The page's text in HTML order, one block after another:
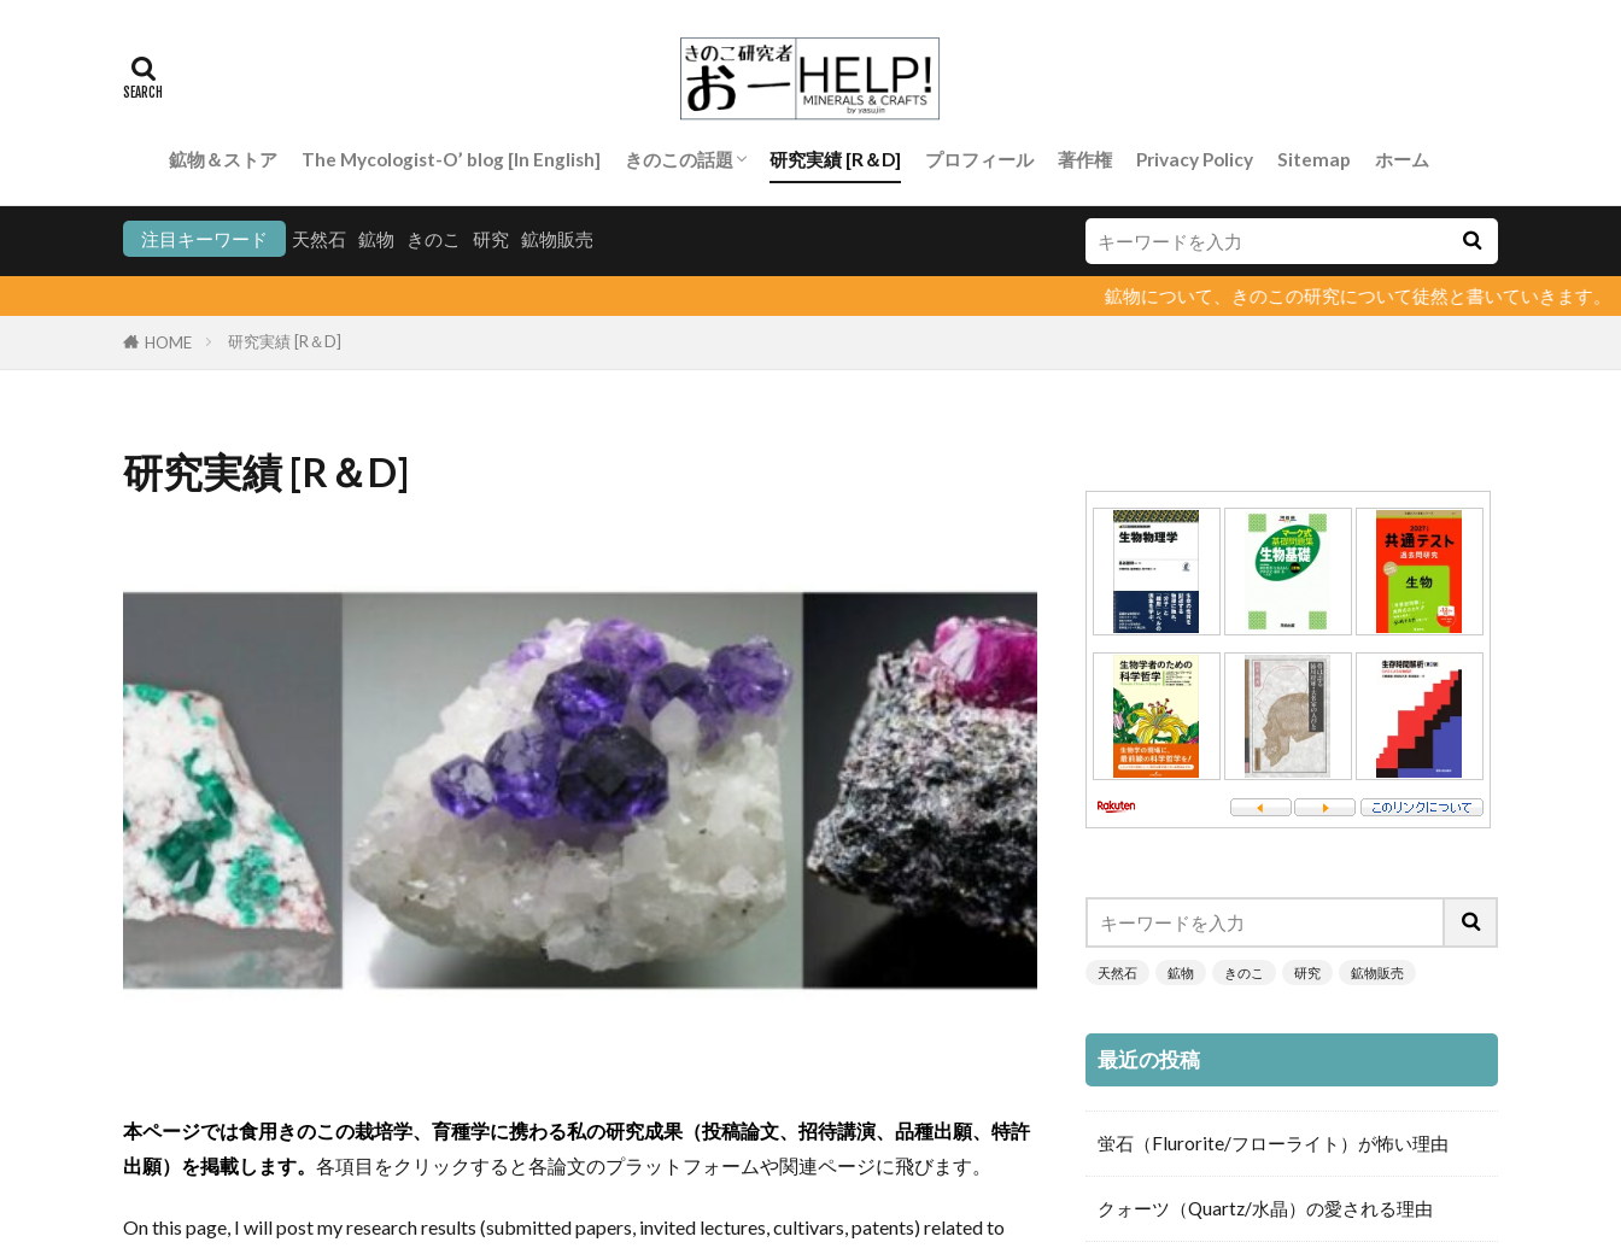
鉱物＆ストア The Mycologist-O’ blog [In English] きのこの話題 研究実績 [R＆D] プロフィール 著作権 Privacy Policy Sitemap ホーム
注目キーワード 天然石 鉱物 きのこ 研究 鉱物販売
鉱物について、きのこの研究について徒然と書いていきます。
HOME 研究実績 [R＆D]
研究実績 [R＆D]
本ページでは食用きのこの栽培学、育種学に携わる私の研究成果（投稿論文、招待講演、品種出願、特許
出願）を掲載します。 各項目をクリックすると各論文のプラットフォームや関連ページに飛びます。
On this page, I will post my research results (submitted papers, invited lectures, cultivars, patents) related to
天然石 鉱物 きのこ 研究 鉱物販売
最近の投稿
蛍石（Flurorite/フローライト）が怖い理由
クォーツ（Quartz/水晶）の愛される理由